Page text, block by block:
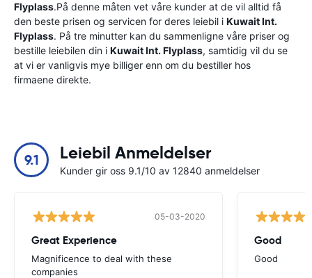
Flyplass.På denne måten vet våre kunder at de vil alltid få
den beste prisen og servicen for deres leiebil i Kuwait Int.
Flyplass. På tre minutter kan du sammenligne våre priser og
bestille leiebilen din i Kuwait Int. Flyplass, samtidig vil du se
at vi er vanligvis mye billiger enn om du bestiller hos
firmaene direkte.
9.1 Leiebil Anmeldelser
Kunder gir oss 9.1/10 av 12840 anmeldelser
05-03-2020
Great Experience
Magnificence to deal with these
companies
Good
Good